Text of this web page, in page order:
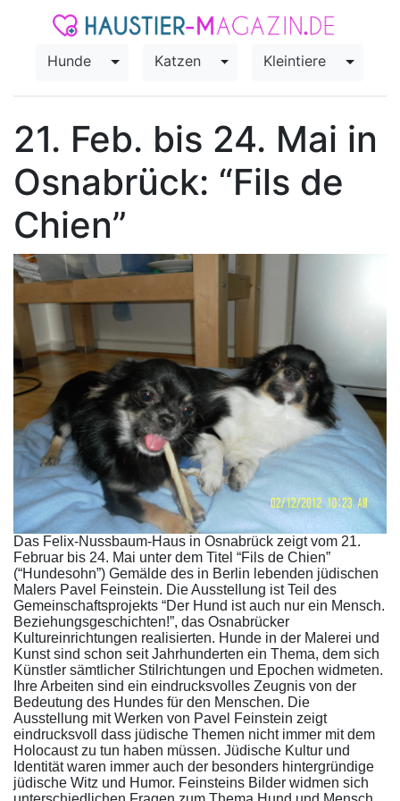
Hunde Toggle Dropdown
Katzen Toggle Dropdown
Kleintiere Toggle
21. Feb. bis 24. Mai in
Osnabrück: “Fils de
Chien”
Das Felix-Nussbaum-Haus in Osnabrück zeigt vom 21.
Februar bis 24. Mai unter dem Titel “Fils de Chien”
(“Hundesohn”) Gemälde des in Berlin lebenden jüdischen
Malers Pavel Feinstein. Die Ausstellung ist Teil des
Gemeinschaftsprojekts “Der Hund ist auch nur ein Mensch.
Beziehungsgeschichten!”, das Osnabrücker
Kultureinrichtungen realisierten. Hunde in der Malerei und
Kunst sind schon seit Jahrhunderten ein Thema, dem sich
Künstler sämtlicher Stilrichtungen und Epochen widmeten.
Ihre Arbeiten sind ein eindrucksvolles Zeugnis von der
Bedeutung des Hundes für den Menschen. Die
Ausstellung mit Werken von Pavel Feinstein zeigt
eindrucksvoll dass jüdische Themen nicht immer mit dem
Holocaust zu tun haben müssen. Jüdische Kultur und
Identität waren immer auch der besonders hintergründige
jüdische Witz und Humor. Feinsteins Bilder widmen sich